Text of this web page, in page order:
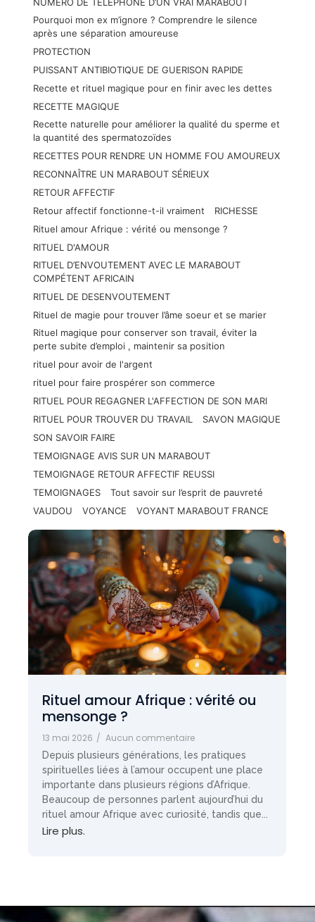
Pourquoi mon ex m’ignore ? Comprendre le silence
après une séparation amoureuse
PROTECTION
PUISSANT ANTIBIOTIQUE DE GUERISON RAPIDE
Recette et rituel magique pour en finir avec les dettes
RECETTE MAGIQUE
Recette naturelle pour améliorer la qualité du sperme et
la quantité des spermatozoïdes
RECETTES POUR RENDRE UN HOMME FOU AMOUREUX
RECONNAÎTRE UN MARABOUT SÉRIEUX
RETOUR AFFECTIF
Retour affectif fonctionne-t-il vraiment
RICHESSE
Rituel amour Afrique : vérité ou mensonge ?
RITUEL D'AMOUR
RITUEL D’ENVOUTEMENT AVEC LE MARABOUT
COMPÉTENT AFRICAIN
RITUEL DE DESENVOUTEMENT
Rituel de magie pour trouver l’âme soeur et se marier
Rituel magique pour conserver son travail, éviter la
perte subite d’emploi , maintenir sa position
rituel pour avoir de l'argent
rituel pour faire prospérer son commerce
RITUEL POUR REGAGNER L'AFFECTION DE SON MARI
RITUEL POUR TROUVER DU TRAVAIL
SAVON MAGIQUE
SON SAVOIR FAIRE
TEMOIGNAGE AVIS SUR UN MARABOUT
TEMOIGNAGE RETOUR AFFECTIF REUSSI
TEMOIGNAGES
Tout savoir sur l’esprit de pauvreté
VAUDOU
VOYANCE VOYANT MARABOUT FRANCE
Rituel amour Afrique : vérité ou
mensonge ?
13 mai 2026 / Aucun commentaire
Depuis plusieurs générations, les pratiques
spirituelles liées à l’amour occupent une place
importante dans plusieurs régions d’Afrique.
Beaucoup de personnes parlent aujourd’hui du
rituel amour Afrique avec curiosité, tandis que...
Lire plus.